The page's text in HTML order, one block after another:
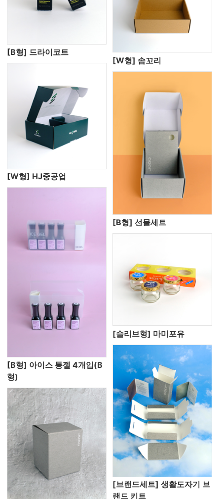
[B형] 드라이코트
[W형] 솜꼬리
[W형] HJ중공업
[B형] 선물세트
[B형] 아이스 통젤 4개입(B
형)
[슬리브형] 마미포유
[브랜드세트] 생활도자기 브
랜드 키트